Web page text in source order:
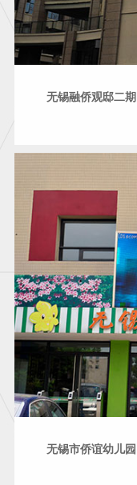
无锡融侨观邸二期
无锡市侨谊幼儿园